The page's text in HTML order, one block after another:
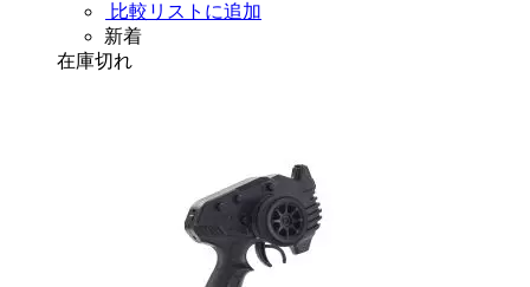
比較リストに追加
新着
在庫切れ